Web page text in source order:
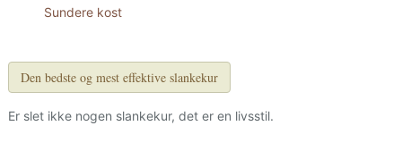
Sundere kost
Den bedste og mest effektive slankekur
Er slet ikke nogen slankekur, det er en livsstil.